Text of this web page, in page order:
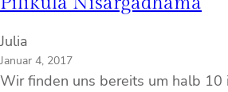
Julia
Januar 4, 2017
Wir finden uns bereits um halb 10